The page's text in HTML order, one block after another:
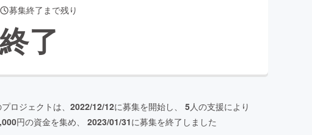
募集終了まで残り
終了
ロジェクトは、 2022/12/12に募集を開始し、 5人の支援により
円の資金を集め、 2023/01/31に募集を終了しました